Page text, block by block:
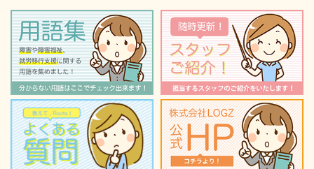
ウ
ィ
ン
ド
ウ
で
開
き
ま
す)
て
く
だ
さ
い
(新
し
い
ウ
ィ
ン
ド
ウ
で
開
き
ま
す)